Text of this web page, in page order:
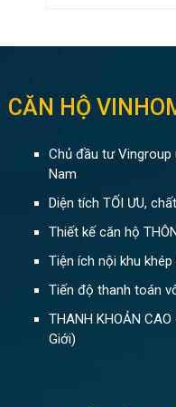
CĂN HỘ
Chủ đầu tư
Nam
Diện tích TỐI ƯU,
Thiết kế căn hộ
Tiện ích nội khu
Tiến độ thanh toán
THANH KHOẢN
Giới)